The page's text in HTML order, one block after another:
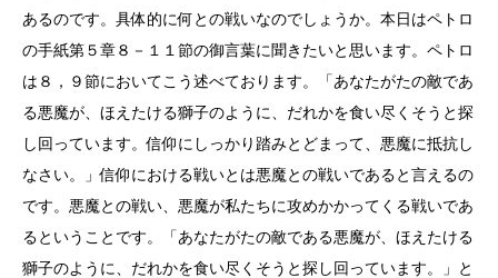
あるのです。具体的に何との戦いなのでしょうか。本日はペトロ
の手紙第５章８－１１節の御言葉に聞きたいと思います。ペトロ
は８，９節においてこう述べております。「あなたがたの敵であ
る悪魔が、ほえたける獅子のように、だれかを食い尽くそうと探
し回っています。信仰にしっかり踏みとどまって、悪魔に抵抗し
なさい。」信仰における戦いとは悪魔との戦いであると言えるの
です。悪魔との戦い、悪魔が私たちに攻めかかってくる戦いであ
るということです。「あなたがたの敵である悪魔が、ほえたける
獅子のように、だれかを食い尽くそうと探し回っています。」と